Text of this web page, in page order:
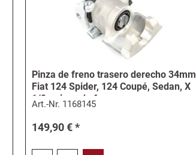
Pinza de freno trasero derecho 34mm
Fiat 124 Spider, 124 Coupé, Sedan, X
1/9 - pinza de freno
Art.-Nr. 1168145
149,90 € *